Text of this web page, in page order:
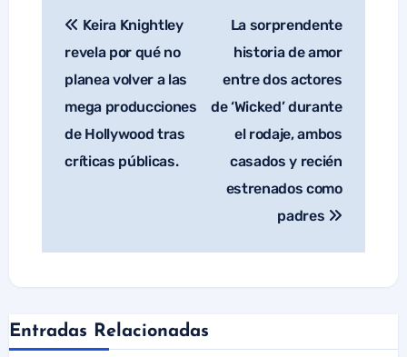
Navegación
Keira Knightley
revela por qué no
planea volver a las
mega producciones
de Hollywood tras
críticas públicas.
La sorprendente
historia de amor
entre dos actores
de ‘Wicked’ durante
el rodaje, ambos
casados y recién
estrenados como
padres
Entradas Relacionadas